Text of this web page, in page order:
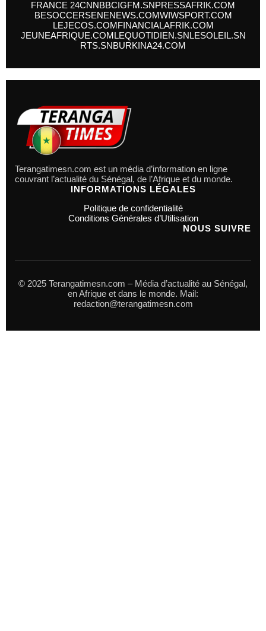
FRANCE 24CNNBBCIGFM.SNPRESSAFRIK.COM
BESOCCERSENENEWS.COMWIWSPORT.COM
LEJECOS.COMFINANCIALAFRIK.COM
JEUNEAFRIQUE.COMLEQUOTIDIEN.SNLESOLEIL.SN
RTS.SNBURKINA24.COM
Terangatimesn.com est un média d’information en ligne
couvrant l’actualité du Sénégal, de l’Afrique et du monde.
INFORMATIONS LÉGALES
Politique de confidentialité
Conditions Générales d’Utilisation
NOUS SUIVRE
© 2025 Terangatimesn.com – Média d’actualité au Sénégal,
en Afrique et dans le monde. Mail:
redaction@terangatimesn.com